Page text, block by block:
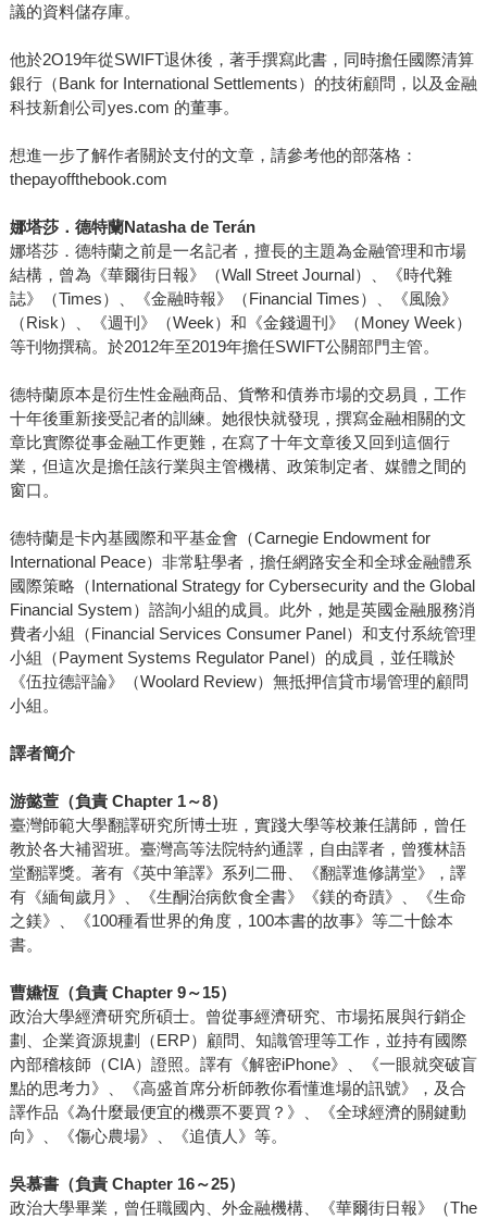
議的資料儲存庫。
他於2O19年從SWIFT退休後，著手撰寫此書，同時擔任國際清算
銀行（Bank for International Settlements）的技術顧問，以及金融
科技新創公司yes.com 的董事。
想進一步了解作者關於支付的文章，請參考他的部落格：
thepayoffthebook.com
娜塔莎．德特蘭Natasha de Terán
娜塔莎．德特蘭之前是一名記者，擅長的主題為金融管理和市場
結構，曾為《華爾街日報》（Wall Street Journal）、《時代雜
誌》（Times）、《金融時報》（Financial Times）、《風險》
（Risk）、《週刊》（Week）和《金錢週刊》（Money Week）
等刊物撰稿。於2012年至2019年擔任SWIFT公關部門主管。
德特蘭原本是衍生性金融商品、貨幣和債券市場的交易員，工作
十年後重新接受記者的訓練。她很快就發現，撰寫金融相關的文
章比實際從事金融工作更難，在寫了十年文章後又回到這個行
業，但這次是擔任該行業與主管機構、政策制定者、媒體之間的
窗口。
德特蘭是卡內基國際和平基金會（Carnegie Endowment for
International Peace）非常駐學者，擔任網路安全和全球金融體系
國際策略（International Strategy for Cybersecurity and the Global
Financial System）諮詢小組的成員。此外，她是英國金融服務消
費者小組（Financial Services Consumer Panel）和支付系統管理
小組（Payment Systems Regulator Panel）的成員，並任職於
《伍拉德評論》（Woolard Review）無抵押信貸市場管理的顧問
小組。
譯者簡介
游懿萱（負責 Chapter 1～8）
臺灣師範大學翻譯研究所博士班，實踐大學等校兼任講師，曾任
教於各大補習班。臺灣高等法院特約通譯，自由譯者，曾獲林語
堂翻譯獎。著有《英中筆譯》系列二冊、《翻譯進修講堂》，譯
有《緬甸歲月》、《生酮治病飲食全書》《鎂的奇蹟》、《生命
之鎂》、《100種看世界的角度，100本書的故事》等二十餘本
書。
曹嬿恆（負責 Chapter 9～15）
政治大學經濟研究所碩士。曾從事經濟研究、市場拓展與行銷企
劃、企業資源規劃（ERP）顧問、知識管理等工作，並持有國際
內部稽核師（CIA）證照。譯有《解密iPhone》、《一眼就突破盲
點的思考力》、《高盛首席分析師教你看懂進場的訊號》，及合
譯作品《為什麼最便宜的機票不要買？》、《全球經濟的關鍵動
向》、《傷心農場》、《追債人》等。
吳慕書（負責 Chapter 16～25）
政治大學畢業，曾任職國內、外金融機構、《華爾街日報》（The